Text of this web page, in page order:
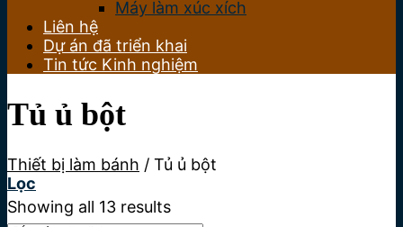
Máy làm xúc xích
Liên hệ
Dự án đã triển khai
Tin tức Kinh nghiệm
Tủ ủ bột
Thiết bị làm bánh / Tủ ủ bột
Lọc
Showing all 13 results